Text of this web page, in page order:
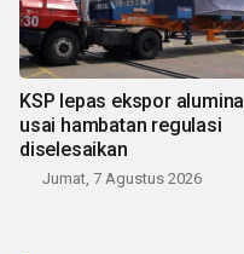
KSP lepas ekspor alumina
usai hambatan regulasi
diselesaikan
Jumat, 7 Agustus 2026